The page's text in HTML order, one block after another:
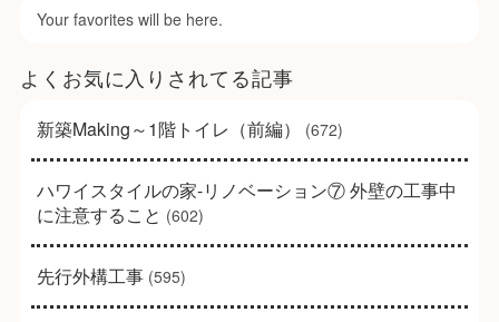
Your favorites will be here.
よくお気に入りされてる記事
新築Making～1階トイレ（前編） (672)
ハワイスタイルの家-リノベーション⑦ 外壁の工事中
に注意すること (602)
先行外構工事(595)